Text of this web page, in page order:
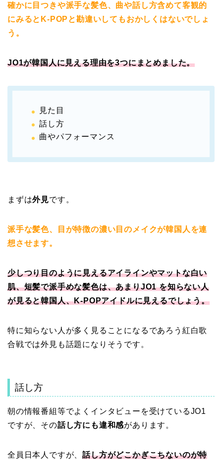
確かに目つきや派手な髪色、曲や話し方含めて客観的
にみるとK‐POPと勘違いしてもおかしくはないでしょ
う。
JO1が韓国人に見える理由を3つにまとめました。
見た目
話し方
曲やパフォーマンス
まずは外見です。
派手な髪色、目が特徴の濃い目のメイクが韓国人を連
想させます。
少しつり目のように見えるアイラインやマットな白い
肌、短髪で派手めな髪色は、あまりJO1 を知らない人
が見ると韓国人、K‐POPアイドルに見えるでしょう。
特に知らない人が多く見ることになるであろう紅白歌
合戦では外見も話題になりそうです。
話し方
朝の情報番組等でよくインタビューを受けているJO1
ですが、その話し方にも違和感があります。
全員日本人ですが、話し方がどこかぎこちないのが特